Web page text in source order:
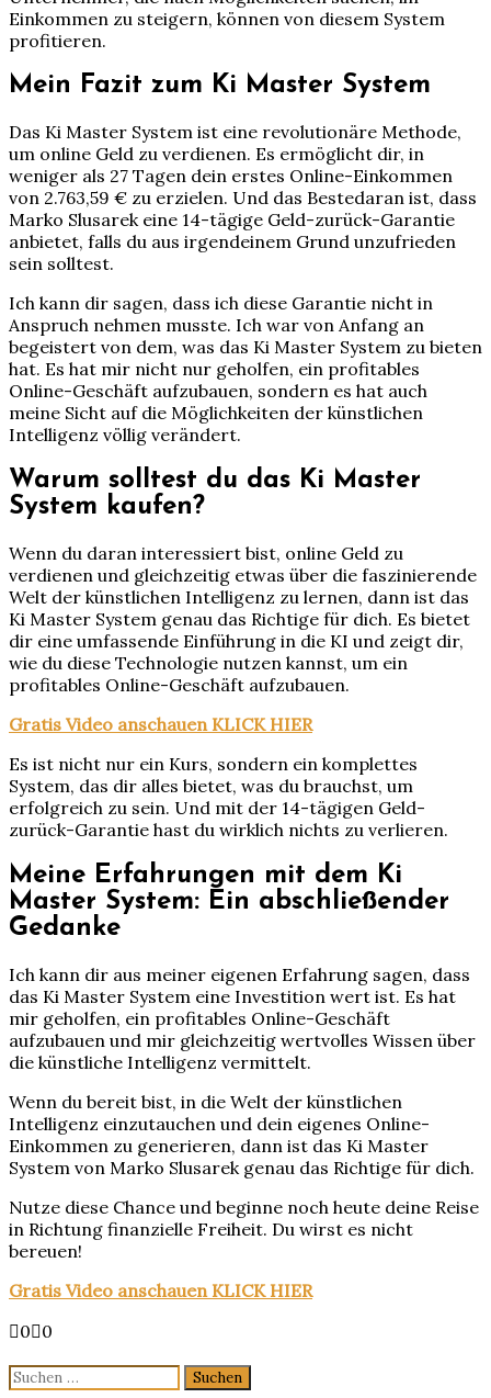
Einkommen zu steigern, können von diesem System
profitieren.
Mein Fazit zum Ki Master System
Das Ki Master System ist eine revolutionäre Methode,
um online Geld zu verdienen. Es ermöglicht dir, in
weniger als 27 Tagen dein erstes Online-Einkommen
von 2.763,59 € zu erzielen. Und das Bestedaran ist, dass
Marko Slusarek eine 14-tägige Geld-zurück-Garantie
anbietet, falls du aus irgendeinem Grund unzufrieden
sein solltest.
Ich kann dir sagen, dass ich diese Garantie nicht in
Anspruch nehmen musste. Ich war von Anfang an
begeistert von dem, was das Ki Master System zu bieten
hat. Es hat mir nicht nur geholfen, ein profitables
Online-Geschäft aufzubauen, sondern es hat auch
meine Sicht auf die Möglichkeiten der künstlichen
Intelligenz völlig verändert.
Warum solltest du das Ki Master
System kaufen?
Wenn du daran interessiert bist, online Geld zu
verdienen und gleichzeitig etwas über die faszinierende
Welt der künstlichen Intelligenz zu lernen, dann ist das
Ki Master System genau das Richtige für dich. Es bietet
dir eine umfassende Einführung in die KI und zeigt dir,
wie du diese Technologie nutzen kannst, um ein
profitables Online-Geschäft aufzubauen.
Gratis Video anschauen KLICK HIER
Es ist nicht nur ein Kurs, sondern ein komplettes
System, das dir alles bietet, was du brauchst, um
erfolgreich zu sein. Und mit der 14-tägigen Geld-
zurück-Garantie hast du wirklich nichts zu verlieren.
Meine Erfahrungen mit dem Ki
Master System: Ein abschließender
Gedanke
Ich kann dir aus meiner eigenen Erfahrung sagen, dass
das Ki Master System eine Investition wert ist. Es hat
mir geholfen, ein profitables Online-Geschäft
aufzubauen und mir gleichzeitig wertvolles Wissen über
die künstliche Intelligenz vermittelt.
Wenn du bereit bist, in die Welt der künstlichen
Intelligenz einzutauchen und dein eigenes Online-
Einkommen zu generieren, dann ist das Ki Master
System von Marko Slusarek genau das Richtige für dich.
Nutze diese Chance und beginne noch heute deine Reise
in Richtung finanzielle Freiheit. Du wirst es nicht
bereuen!
Gratis Video anschauen KLICK HIER
Anklicken
Daumen
0 Anklicken
Daumen
0
Suchen